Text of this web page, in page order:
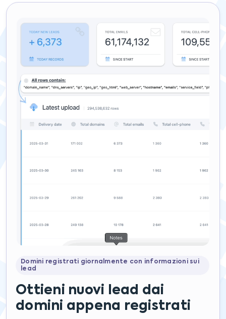
Domini registrati giornalmente con informazioni sui
lead
Ottieni nuovi lead dai
domini appena registrati